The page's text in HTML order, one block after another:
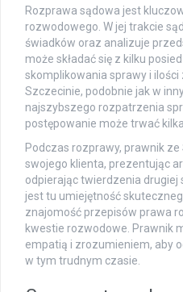
Rozprawa sądowa jest
rozwodowego. W jej trakcie
świadków oraz analizuje
może składać się z kilku
skomplikowania sprawy i
Szczecinie, podobnie jak w
najszybszego rozpatrzenia
postępowanie może trwać
Podczas rozprawy, prawnik
swojego klienta, prezentując
odpierając twierdzenia drugiej
jest tu umiejętność
znajomość przepisów prawa
kwestie rozwodowe. Prawnik
empatią i zrozumieniem, aby
w tym trudnym czasie.